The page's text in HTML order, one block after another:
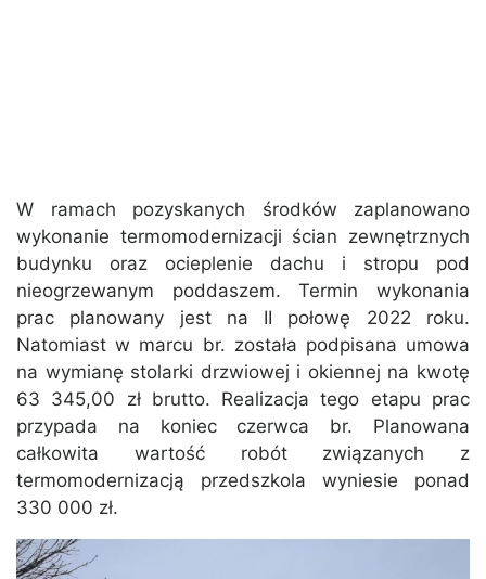
W ramach pozyskanych środków zaplanowano
wykonanie termomodernizacji ścian zewnętrznych
budynku oraz ocieplenie dachu i stropu pod
nieogrzewanym poddaszem. Termin wykonania
prac planowany jest na II połowę 2022 roku.
Natomiast w marcu br. została podpisana umowa
na wymianę stolarki drzwiowej i okiennej na kwotę
63 345,00 zł brutto. Realizacja tego etapu prac
przypada na koniec czerwca br. Planowana
całkowita wartość robót związanych z
termomodernizacją przedszkola wyniesie ponad
330 000 zł.